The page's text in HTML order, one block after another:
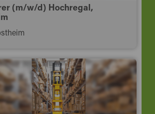
(m/w/d) Hochregal,